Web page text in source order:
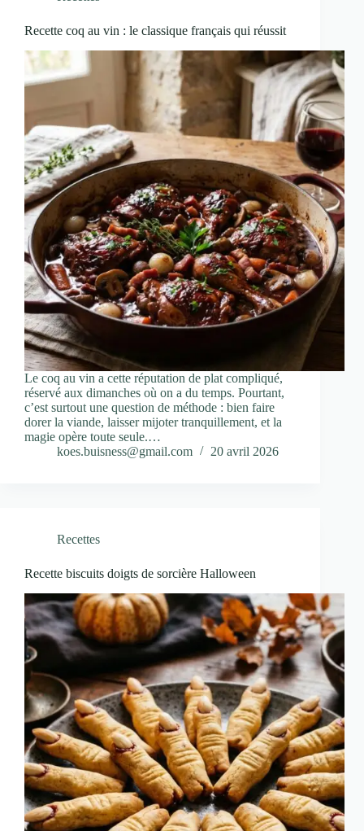
Recette coq au vin : le classique français qui réussit
Le coq au vin a cette réputation de plat compliqué,
réservé aux dimanches où on a du temps. Pourtant,
c’est surtout une question de méthode : bien faire
dorer la viande, laisser mijoter tranquillement, et la
magie opère toute seule.…
koes.buisness@gmail.com
20 avril 2026
Recettes
Recette biscuits doigts de sorcière Halloween